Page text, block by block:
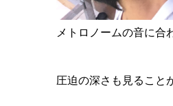
メトロノームの音に
圧迫の深さも見ること